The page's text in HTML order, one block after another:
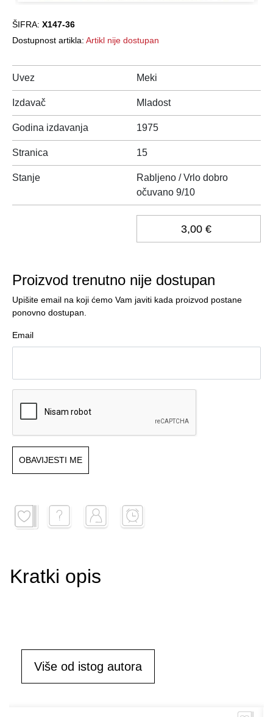
ŠIFRA: X147-36
Dostupnost artikla: Artikl nije dostupan
Uvez Meki
Izdavač Mladost
Godina izdavanja 1975
Stranica 15
Stanje
Rabljeno / Vrlo dobro
očuvano 9/10
3,00 €
Proizvod trenutno nije dostupan
Upišite email na koji ćemo Vam javiti kada proizvod postane
ponovno dostupan.
Email
OBAVIJESTI ME
Kratki opis
Više od istog autora